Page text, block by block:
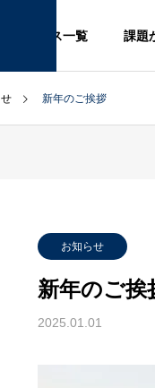
サービス一覧 課題
地方国公
新年のご挨拶
お知らせ
新年のご挨
2025.01.01